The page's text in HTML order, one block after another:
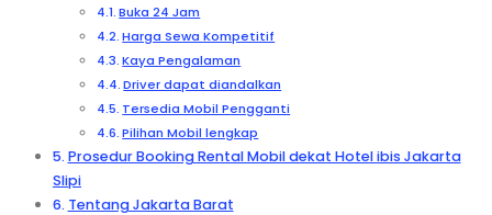
Buka 24 Jam
Harga Sewa Kompetitif
Kaya Pengalaman
Driver dapat diandalkan
Tersedia Mobil Pengganti
Pilihan Mobil lengkap
Prosedur Booking Rental Mobil dekat Hotel ibis Jakarta
Slipi
Tentang Jakarta Barat